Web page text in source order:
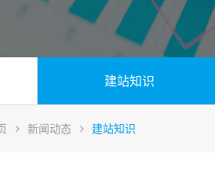
建站知识
新闻动态 建站知识